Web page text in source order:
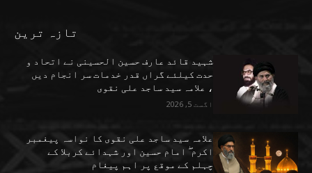
تازہ ترین
شہید قائد عارف حسین الحسینی نے اتحاد و
حدت کیلئے گراں قدر خدمات سر انجام دیں
، علامہ سید ساجد علی نقوی
اگست 5, 2026
علامہ سید ساجد علی نقوی کا نواسہ پیغمبر
اکرم ۖ امام حسین اور شہدائے کربلا کے
چہلم کے موقع پر اہم پیغام